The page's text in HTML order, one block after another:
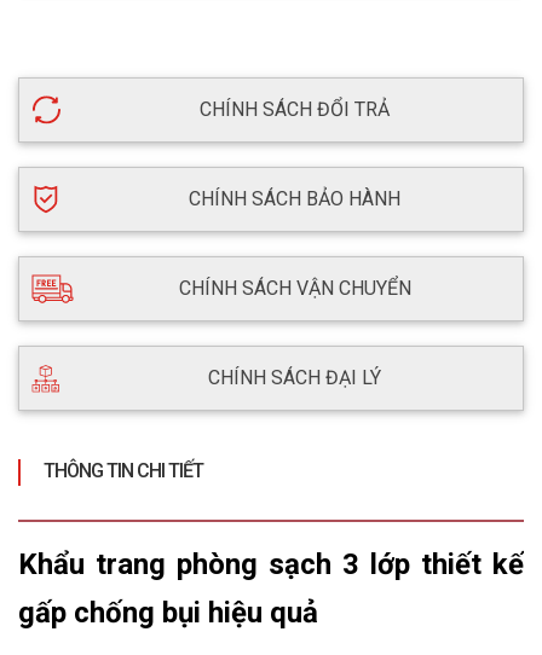
CHÍNH SÁCH ĐỔI TRẢ
CHÍNH SÁCH BẢO HÀNH
CHÍNH SÁCH VẬN CHUYỂN
CHÍNH SÁCH ĐẠI LÝ
THÔNG TIN CHI TIẾT
Khẩu trang phòng sạch 3 lớp thiết kế
gấp chống bụi hiệu quả